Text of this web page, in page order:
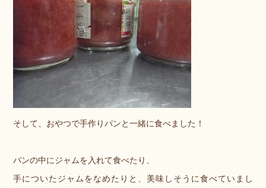
そして、おやつで手作りパンと一緒に食べました！
パンの中にジャムを入れて食べたり、
手についたジャムをなめたりと、美味しそうに食べていまし